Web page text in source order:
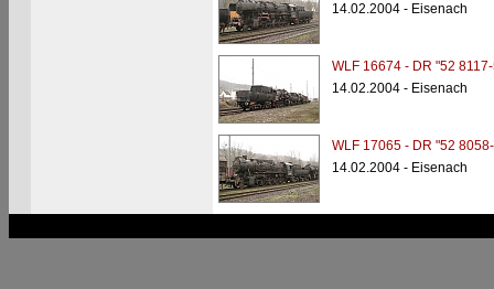
14.02.2004 - Eisenach
WLF 16674 - DR "52
14.02.2004 - Eisenach
WLF 17065 - DR "52
14.02.2004 - Eisenach